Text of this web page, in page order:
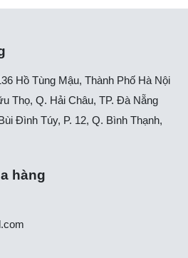
Hồ Tùng Mậu, Thành Phố Hà Nội
Thọ, Q. Hải Châu, TP. Đà Nẵng
Đình Túy, P. 12, Q. Bình Thạnh,
hàng